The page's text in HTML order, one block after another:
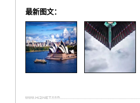
最新图文：